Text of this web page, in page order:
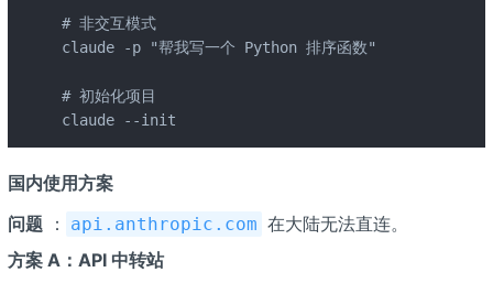
# 非交互模式
claude -p "帮我写一个 Python 排序函数"
# 初始化项目
claude --init
国内使用方案
问题： api.anthropic.com 在大陆无法直连。
方案 A：API 中转站